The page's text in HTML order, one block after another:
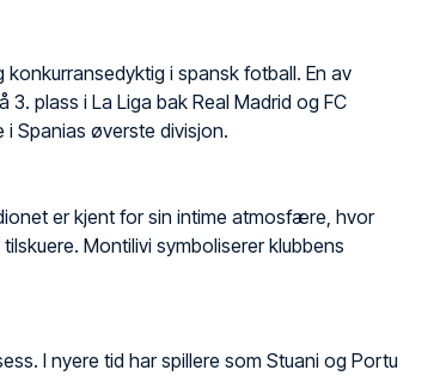
i spansk fotball. En av
plass i La Liga bak Real Madrid og FC
Spanias øverste divisjon.
er kjent for sin intime atmosfære, hvor
Montilivi symboliserer klubbens
I nyere tid har spillere som Stuani og Portu